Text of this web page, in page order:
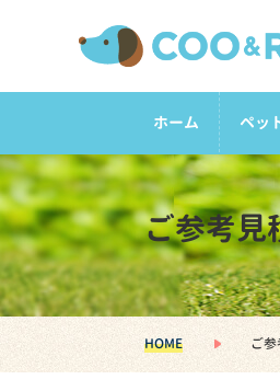
ホーム ペッ
ご参考見
HOME ご